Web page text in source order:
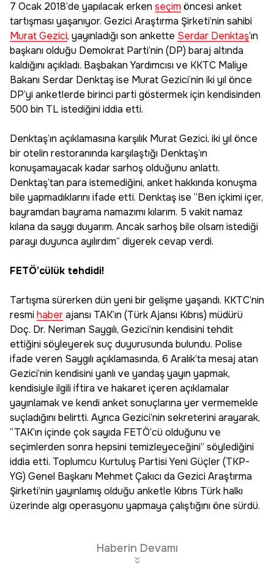
7 Ocak 2018’de yapılacak erken seçim öncesi anket
tartışması yaşanıyor. Gezici Araştırma Şirketi’nin sahibi
Murat Gezici, yayınladığı son ankette Serdar Denktaş’ın
başkanı olduğu Demokrat Parti’nin (DP) baraj altında
kaldığını açıkladı. Başbakan Yardımcısı ve KKTC Maliye
Bakanı Serdar Denktaş ise Murat Gezici’nin iki yıl önce
DP’yi anketlerde birinci parti göstermek için kendisinden
500 bin TL istediğini iddia etti.
Denktaş’ın açıklamasına karşılık Murat Gezici, iki yıl önce
bir otelin restoranında karşılaştığı Denktaş’ın
konuşamayacak kadar sarhoş olduğunu anlattı.
Denktaş’tan para istemediğini, anket hakkında konuşma
bile yapmadıklarını ifade etti. Denktaş ise “Ben içkimi içer,
bayramdan bayrama namazımı kılarım. 5 vakit namaz
kılana da saygı duyarım. Ancak sarhoş bile olsam istediği
parayı duyunca ayılırdım” diyerek cevap verdi.
FETÖ’cülük tehdidi!
Tartışma sürerken dün yeni bir gelişme yaşandı. KKTC’nin
resmihaberajansı TAK’ın (Türk Ajansı Kıbrıs) müdürü
Doç. Dr. Neriman Saygılı, Gezici’nin kendisini tehdit
ettiğini söyleyerek suç duyurusunda bulundu. Polise
ifade veren Saygılı açıklamasında, 6 Aralık’ta mesaj atan
Gezici’nin kendisini yanlı ve yandaş yayın yapmak,
kendisiyle ilgili iftira ve hakaret içeren açıklamalar
yayınlamak ve kendi anket sonuçlarına yer vermemekle
suçladığını belirtti. Ayrıca Gezici’nin sekreterini arayarak,
“TAK’ın içinde çok sayıda FETÖ’cü olduğunu ve
seçimlerden sonra hepsini temizleyeceğini” söylediğini
iddia etti. Toplumcu Kurtuluş Partisi Yeni Güçler (TKP-
YG) Genel Başkanı Mehmet Çakıcı da Gezici Araştırma
Şirketi’nin yayınlamış olduğu anketle Kıbrıs Türk halkı
üzerinde algı operasyonu yapmaya çalıştığını öne sürdü.
Haberin Devamı